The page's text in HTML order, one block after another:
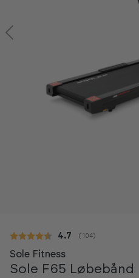
Gennemsnitlig
4.7 ( stemmer:
104)
Sole Fitness
Sole F65 Løbebånd